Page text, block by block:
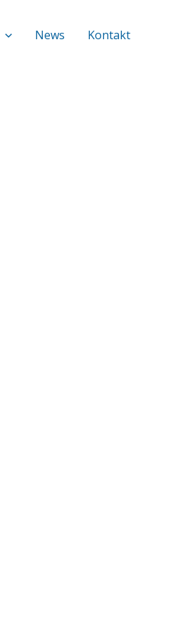
News Kontakt